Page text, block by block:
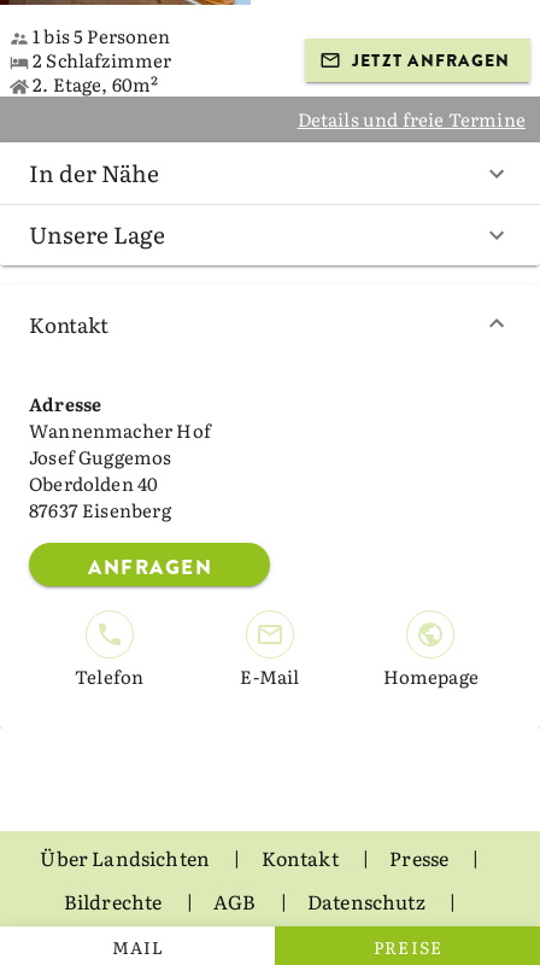
MAIL
PREISE
1 bis 5 Personen
2 Schlafzimmer
2. Etage, 60m²
JETZT ANFRAGEN
Details und freie Termine
In der Nähe
Unsere Lage
Kontakt
Adresse
Wannenmacher Hof
Josef Guggemos
Oberdolden 40
87637 Eisenberg
ANFRAGEN
Telefon E-Mail Homepage
Über Landsichten Kontakt
Presse
Bildrechte
AGB
Datenschutz